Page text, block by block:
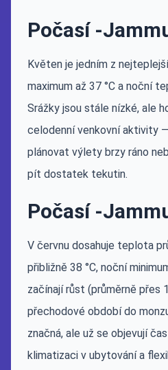
Počasí -
Květen je jedním z
maximum až 37 °C a noční
Srážky jsou stále nízké, ale
celodenní venkovní aktivity
plánovat výlety brzy ráno
pít dostatek tekutin.
Počasí -
V červnu dosahuje teplota
přibližně 38 °C, noční
začínají růst (průměrně přes
přechodové období do
značná, ale už se objevují
klimatizaci v ubytování a